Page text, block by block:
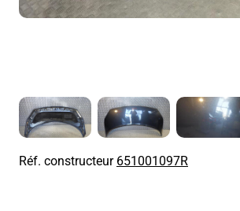
Réf. constructeur651001097R